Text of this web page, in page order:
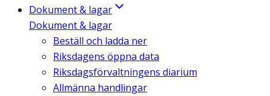
Dokument & lagar
Dokument & lagar
Beställ och ladda ner
Riksdagens öppna data
Riksdagsförvaltningens diarium
Allmänna handlingar